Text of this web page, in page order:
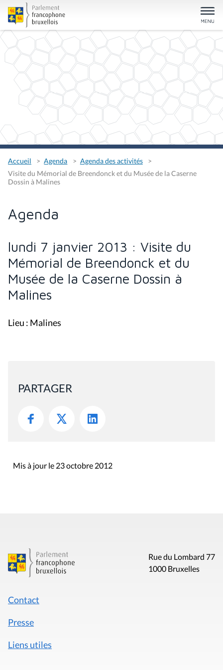
Accueil Agenda
Agenda des activités
Visite du Mémorial de Breendonck et du Musée de la Caserne
Dossin à Malines
Agenda
lundi 7 janvier 2013 : Visite du
Mémorial de Breendonck et du
Musée de la Caserne Dossin à
Malines
Lieu : Malines
PARTAGER
Mis à jour le 23 octobre 2012
Rue du Lombard 77
1000 Bruxelles
Contact
Presse
Liens utiles